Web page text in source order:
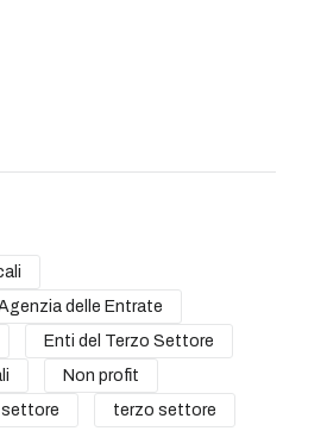
delle Entrate
Enti del Terzo Settore
Non profit
settore
terzo settore